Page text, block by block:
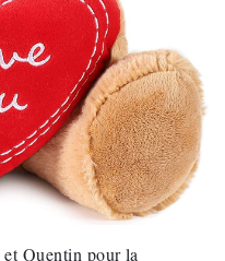
Quentin pour la